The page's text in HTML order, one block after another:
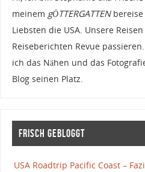
meinem gÖTTERGATTENbereise
Liebsten die USA. Unsere
Reiseberichten Revue
ich das Nähen und das
Blog seinen Platz.
Frisch gebloggt
USA Roadtrip Pacific Coast –